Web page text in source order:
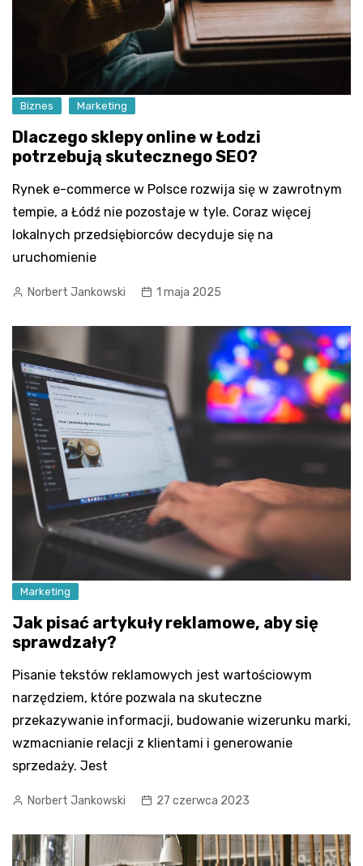
Biznes Marketing
Dlaczego sklepy online w Łodzi
potrzebują skutecznego SEO?
Rynek e-commerce w Polsce rozwija się w zawrotnym
tempie, a Łódź nie pozostaje w tyle. Coraz więcej
lokalnych przedsiębiorców decyduje się na
uruchomienie
Norbert Jankowski 1 maja 2025
Marketing
Jak pisać artykuły reklamowe, aby się
sprawdzały?
Pisanie tekstów reklamowych jest wartościowym
narzędziem, które pozwala na skuteczne
przekazywanie informacji, budowanie wizerunku marki,
wzmacnianie relacji z klientami i generowanie
sprzedaży. Jest
Norbert Jankowski 27 czerwca 2023